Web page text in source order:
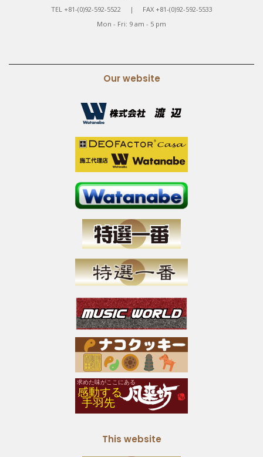
TEL +81-(0)92-592-5522 | FAX +81-(0)92-592-5533
Mon - Fri: 9 am - 5 pm
Our website
This website